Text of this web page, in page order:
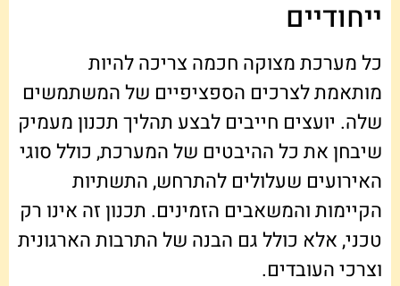
ייחודיים
כל מערכת מצוקה חכמה צריכה להיות
מותאמת לצרכים הספציפיים של המשתמשים
שלה. יועצים חייבים לבצע תהליך תכנון מעמיק
שיבחן את כל ההיבטים של המערכת, כולל סוגי
האירועים שעלולים להתרחש, התשתיות
הקיימות והמשאבים הזמינים. תכנון זה אינו רק
טכני, אלא כולל גם הבנה של התרבות הארגונית
וצרכי העובדים.